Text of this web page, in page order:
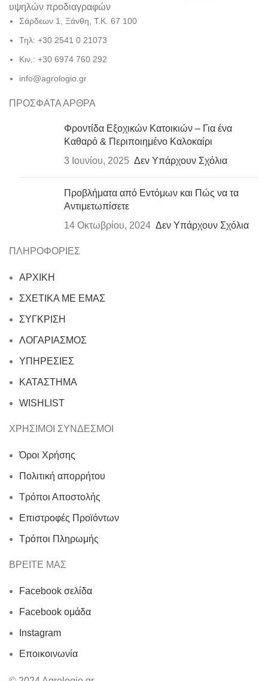
υψηλών προδιαγραφών
Σάρδεων 1, Ξάνθη, Τ.Κ. 67 100
Τηλ: +30 2541 0 21073
Κιν.: +30 6974 760 292
info@agrologio.gr
ΠΡΟΣΦΑΤΑ ΑΡΘΡΑ
Φροντίδα Εξοχικών Κατοικιών – Για ένα
Καθαρό & Περιποιημένο Καλοκαίρι
3 Ιουνίου, 2025 Δεν Υπάρχουν Σχόλια
Προβλήματα από Εντόμων και Πώς να τα
Αντιμετωπίσετε
14 Οκτωβρίου, 2024 Δεν Υπάρχουν Σχόλια
ΠΛΗΡΟΦΟΡΙΕΣ
ΑΡΧΙΚΗ
ΣΧΕΤΙΚΑ ΜΕ ΕΜΑΣ
ΣΥΓΚΡΙΣΗ
ΛΟΓΑΡΙΑΣΜΟΣ
ΥΠΗΡΕΣΙΕΣ
ΚΑΤΑΣΤΗΜΑ
WISHLIST
ΧΡΗΣΙΜΟΙ ΣΥΝΔΕΣΜΟΙ
Όροι Χρήσης
Πολιτική απορρήτου
Τρόποι Αποστολής
Επιστροφές Προϊόντων
Τρόποι Πληρωμής
ΒΡΕΙΤΕ ΜΑΣ
Facebook σελίδα
Facebook ομάδα
Instagram
Εποικοινωνία